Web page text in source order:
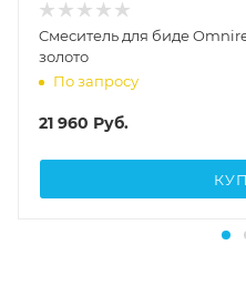
Cмеситель для биде
золото
По запросу
21 960 Руб.